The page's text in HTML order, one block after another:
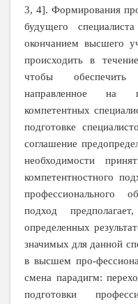
3, 4]. Формирования
будущего
окончанием высшего
происходить в
чтобы обеспечить
направленное на
компетентных
подготовке
соглашение
необходимости
компетентностного
профессионального
подход
определенных
значимых для данной
в высшем про-
смена парадигм:
подготовки